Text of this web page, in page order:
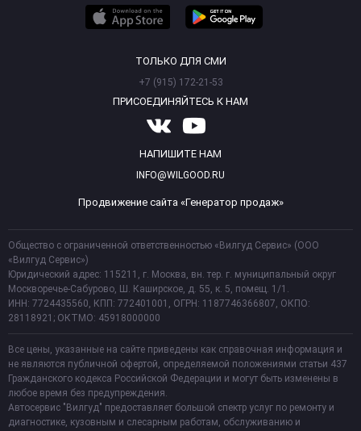
ТОЛЬКО ДЛЯ СМИ
+7 (915) 172-21-53
ПРИСОЕДИНЯЙТЕСЬ К НАМ
НАПИШИТЕ НАМ
INFO@WILGOOD.RU
Продвижение сайта «Генератор продаж»
Общество с ограниченной ответственностью «Вилгуд Сервис» (ООО
«Вилгуд Сервис»)
Юридический адрес: 115211, г. Москва, вн. тер. г. муниципальный округ
Москворечье-Сабурово, Ш. Каширское, д. 55, к. 5, помещ. 1/1.
ИНН: 7724435560, КПП: 772401001, ОГРН: 1187746366807, ОКПО:
28118921; ОКТМО: 45918000000
Все цены, указанные на сайте приведены как справочная информация и
не являются публичной офертой, определяемой положениями статьи 437
Гражданского кодекса Российской Федерации и могут быть изменены в
любое время без предупреждения.
Автосервис "Вилгуд" предоставляет большой спектр услуг по ремонту и
диагностике, кузовным и слесарным работам, обслуживанию и